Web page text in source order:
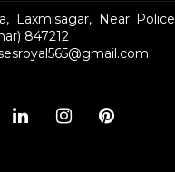
Laxmisagar, Near Police
847212